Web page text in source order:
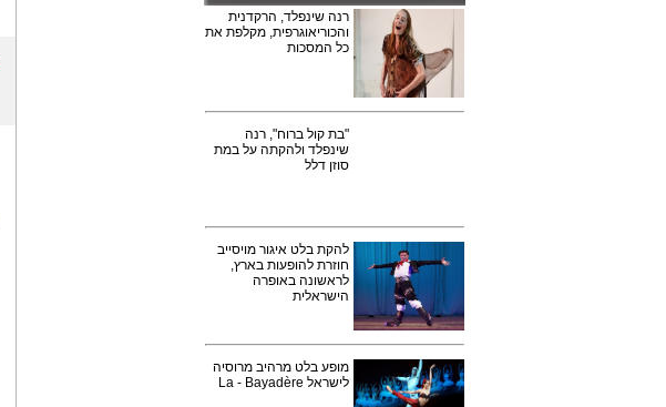
רנה שינפלד, הרקדנית
והכוריאוגרפית, מקלפת את
כל המסכות
"בת קול ברוח", רנה
שינפלד ולהקתה על במת
סוזן דלל
להקת בלט איגור מויסייב
חוזרת להופעות בארץ,
לראשונה באופרה
הישראלית
מופע בלט מרהיב מרוסיה
לישראל La - Bayadère